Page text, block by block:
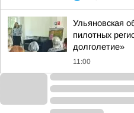
Ульяновская
пилотных
долголетие»
11:00